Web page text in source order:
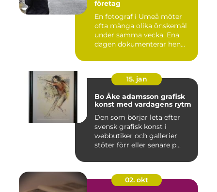
företag
En fotograf i Umeå möter
ofta många olika önskemål
under samma vecka. Ena
dagen dokumenterar hen
15. jan
Bo Åke adamsson grafisk
konst med vardagens rytm
Den som börjar leta efter
svensk grafisk konst i
webbutiker och gallerier
stöter förr eller senare p...
02. okt